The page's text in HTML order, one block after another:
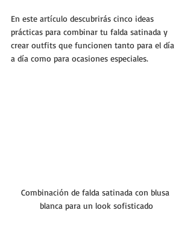
En este artículo descubrirás cinco ideas
prácticas para combinar tu falda satinada y
crear outfits que funcionen tanto para el día
a día como para ocasiones especiales.
Combinación de falda satinada con blusa
blanca para un look sofisticado